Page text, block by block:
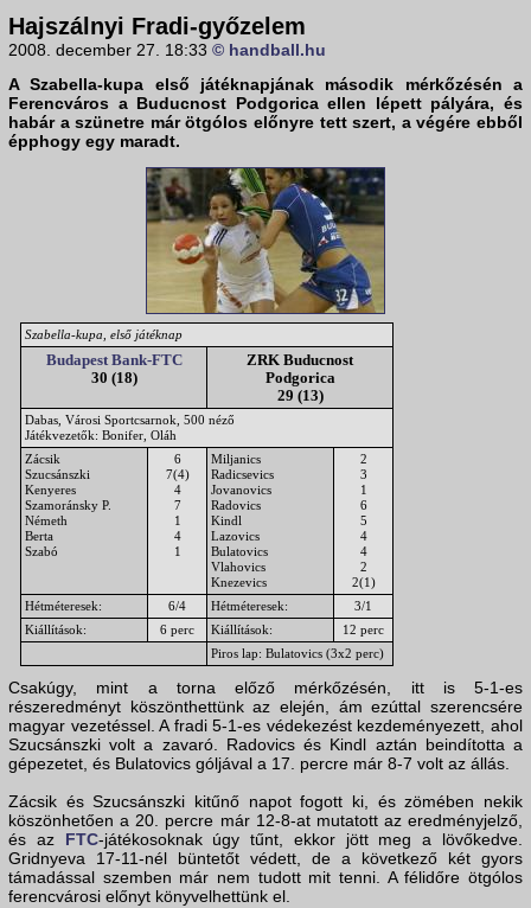
Hajszálnyi Fradi-győzelem
2008. december 27. 18:33 © handball.hu
ASzabella-kupa első játéknapjának második mérkőzésén a
Ferencváros a Buducnost Podgoricaellen lépett pályára, és
habár a szünetre már ötgólos előnyre tett szert, a végére ebből
épphogy egy maradt.
Szabella-kupa, első játéknap
Budapest Bank-FTC
30 (18)
ZRK Buducnost
Podgorica
29 (13)
Dabas, Városi Sportcsarnok, 500 néző
Játékvezetők: Bonifer, Oláh
Zácsik
Szucsánszki
Kenyeres
Szamoránsky P.
Németh
Berta
Szabó
6
7(4)
4
7
1
4
1
Miljanics
Radicsevics
Jovanovics
Radovics
Kindl
Lazovics
Bulatovics
Vlahovics
Knezevics
2
3
1
6
5
4
4
2
2(1)
Hétméteresek:
6/4 Hétméteresek:
3/1
Kiállítások:
6 perc Kiállítások:
12 perc
Piros lap: Bulatovics (3x2 perc)
Csakúgy, mint a torna előző mérkőzésén, itt is 5-1-es
részeredményt köszönthettünk az elején, ám ezúttal szerencsére
magyar vezetéssel. A fradi 5-1-es védekezést kezdeményezett, ahol
Szucsánszki volt a zavaró. Radovics és Kindl aztán beindította a
gépezetet, és Bulatovics góljával a 17. percre már 8-7 volt az állás.
Zácsik és Szucsánszki kitűnő napot fogott ki, és zömében nekik
köszönhetően a 20. percre már 12-8-at mutatott az eredményjelző,
és az FTC-játékosoknak úgy tűnt, ekkor jött meg a lövőkedve.
Gridnyeva 17-11-nél büntetőt védett, de a következő két gyors
támadással szemben már nem tudott mit tenni. A félidőre ötgólos
ferencvárosi előnyt könyvelhettünk el.